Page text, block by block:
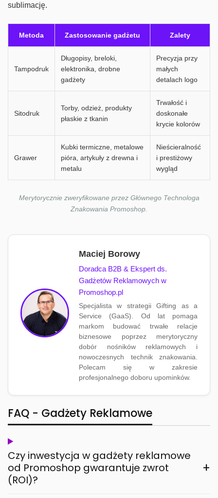
sublimację.
Metoda Zastosowanie gadżetu Zalety
Tampodruk
Długopisy, breloki,
elektronika, drobne
gadżety
Precyzja przy
małych
detalach logo
Sitodruk
Torby, odzież, produkty
płaskie z tkanin
Trwałość i
doskonałe
krycie kolorów
Grawer
Kubki termiczne, metalowe
pióra, artykuły z drewna i
metalu
Nieścieralność
i prestiżowy
wygląd
Merytorycznie zweryfikowane przez Głównego Technologa
Znakowania Promoshop.
Maciej Borowy
Doradca B2B & Ekspert ds.
Gadżetów Reklamowych w
Promoshop.pl
Specjalista w strategii Gifting as a
Service (GaaS). Od lat pomaga
markom budować trwałe relacje
biznesowe poprzez merytoryczny
dobór nośników reklamowych i
nowoczesnych technik znakowania.
Polecam się w zakresie
profesjonalnego doboru upominków.
FAQ - Gadżety Reklamowe
Czy inwestycja w gadżety reklamowe
od Promoshop gwarantuje zwrot
(ROI)?
+